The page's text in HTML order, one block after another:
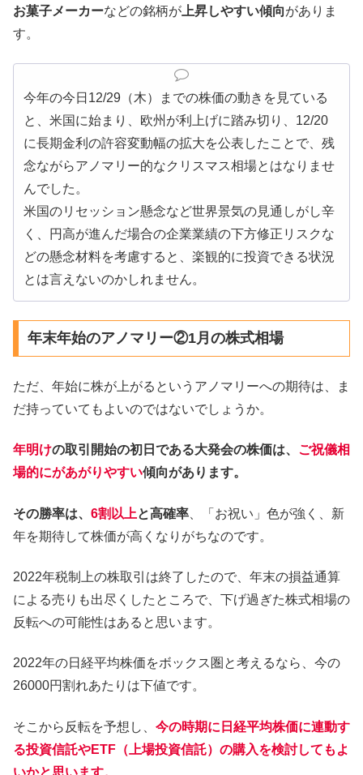
お菓子メーカーなどの銘柄が 上昇しやすい傾向がありま
す。
今年の今日12/29（木）までの株価の動きを見ている
と、米国に始まり、欧州が利上げに踏み切り、12/20
に長期金利の許容変動幅の拡大を公表したことで、残
念ながらアノマリー的なクリスマス相場とはなりませ
んでした。
米国のリセッション懸念など世界景気の見通しがし辛
く、円高が進んだ場合の企業業績の下方修正リスクな
どの懸念材料を考慮すると、楽観的に投資できる状況
とは言えないのかしれません。
年末年始のアノマリー②1月の株式相場
ただ、年始に株が上がるというアノマリーへの期待は、ま
だ持っていてもよいのではないでしょうか。
年明けの取引開始の初日である大発会の株価は、 ご祝儀相
場的にがあがりやすい傾向があります。
その勝率は、 6割以上と高確率 、「お祝い」色が強く、新
年を期待して株価が高くなりがちなのです。
2022年税制上の株取引は終了したので、年末の損益通算
による売りも出尽くしたところで、下げ過ぎた株式相場の
反転への可能性はあると思います。
2022年の日経平均株価をボックス圏と考えるなら、今の
26000円割れあたりは下値です。
そこから反転を予想し、 今の時期に日経平均株価に連動す
る投資信託やETF（上場投資信託）の購入を検討してもよ
いかと思います。